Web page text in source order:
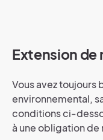
Extension de
Vous avez toujours
environnemental,
conditions ci-
à une obligation